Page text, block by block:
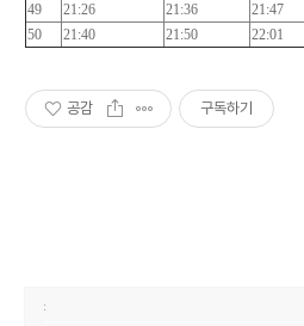
49
21:26 21:36 21:47
50
21:40 21:50 22:01
공감 구독하기
: